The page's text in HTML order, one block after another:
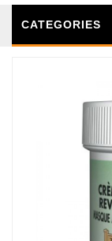
CATEGORIES